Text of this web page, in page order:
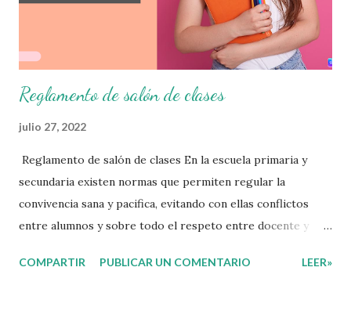
damos las gracias para seguir apoyándonos en este nuevo
blog educativo y gracias por su preferencia. Recuerden
que todo material que aquí se comparte solo se hac...
Reglamento de salón de clases
julio 27, 2022
Reglamento de salón de clases En la escuela primaria y
secundaria existen normas que permiten regular la
convivencia sana y pacifica, evitando con ellas conflictos
entre alumnos y sobre todo el respeto entre docente y
normas con responsabilidad en un futuro será un ciudadano
COMPARTIR PUBLICAR UN COMENTARIO LEER»